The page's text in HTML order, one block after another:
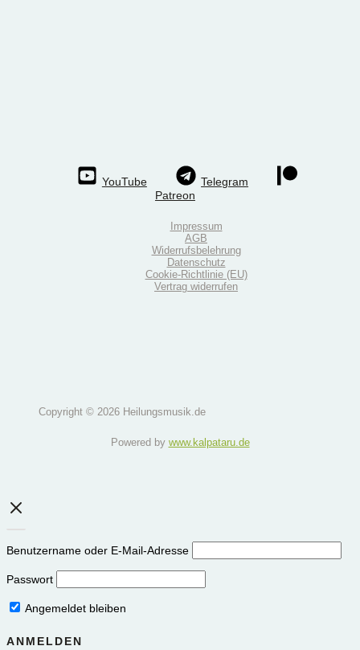
YouTube
Telegram
Patreon
Impressum
AGB
Widerrufsbelehrung
Datenschutz
Cookie-Richtlinie (EU)
Vertrag widerrufen
Copyright © 2026 Heilungsmusik.de
Powered by www.kalpataru.de
Benutzername oder E-Mail-Adresse
Passwort
Angemeldet bleiben